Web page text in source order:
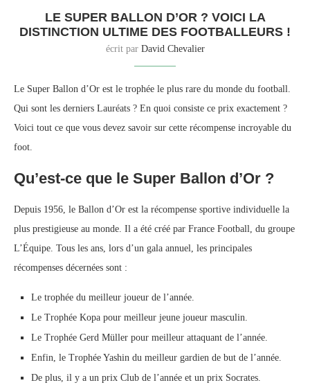
LE SUPER BALLON D’OR ? VOICI LA
DISTINCTION ULTIME DES FOOTBALLEURS !
écrit par David Chevalier
Le Super Ballon d’Or est le trophée le plus rare du monde du football.
Qui sont les derniers Lauréats ? En quoi consiste ce prix exactement ?
Voici tout ce que vous devez savoir sur cette récompense incroyable du
foot.
Qu’est-ce que le Super Ballon d’Or ?
Depuis 1956, le Ballon d’Or est la récompense sportive individuelle la
plus prestigieuse au monde. Il a été créé par France Football, du groupe
L’Équipe. Tous les ans, lors d’un gala annuel, les principales
récompenses décernées sont :
Le trophée du meilleur joueur de l’année.
Le Trophée Kopa pour meilleur jeune joueur masculin.
Le Trophée Gerd Müller pour meilleur attaquant de l’année.
Enfin, le Trophée Yashin du meilleur gardien de but de l’année.
De plus, il y a un prix Club de l’année et un prix Socrates.